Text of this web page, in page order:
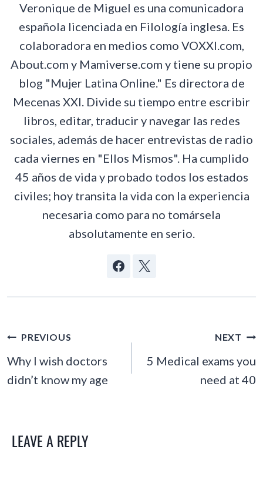
Veronique de Miguel es una comunicadora
española licenciada en Filología inglesa. Es
colaboradora en medios como VOXXI.com,
About.com y Mamiverse.com y tiene su propio
blog "Mujer Latina Online." Es directora de
Mecenas XXI. Divide su tiempo entre escribir
libros, editar, traducir y navegar las redes
sociales, además de hacer entrevistas de radio
cada viernes en "Ellos Mismos". Ha cumplido
45 años de vida y probado todos los estados
civiles; hoy transita la vida con la experiencia
necesaria como para no tomársela
absolutamente en serio.
POST
NAVIGATION
PREVIOUS
Why I wish doctors
didn’t know my age
NEXT
5 Medical exams you
need at 40
LEAVE A REPLY